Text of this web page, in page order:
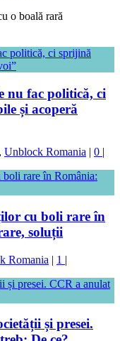
o boală rară
nu fac politică, ci
și acoperă
, Unblock Romania | 0 |
cu boli rare în
soluții
Romania | 1 |
și presei.